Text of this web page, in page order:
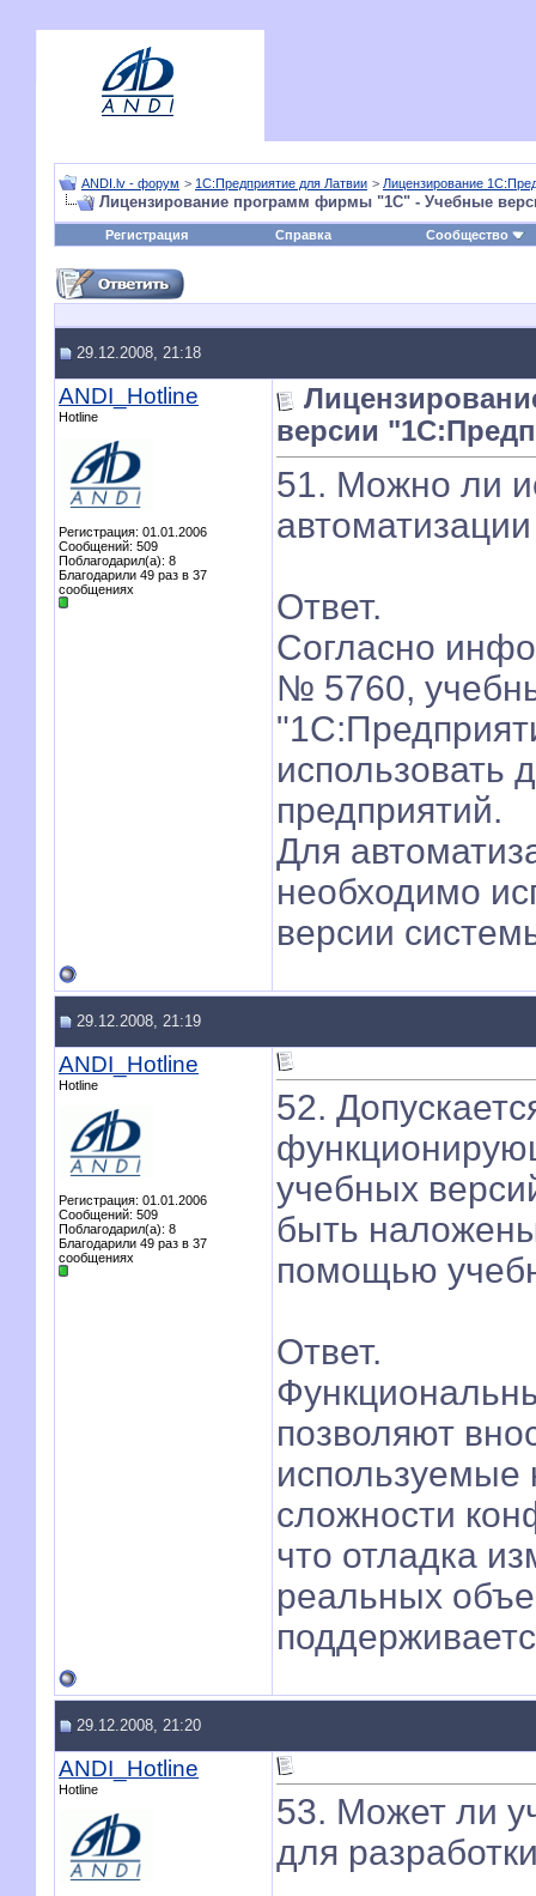
ANDI.lv - форум > 1С:Предприятие для Латвии > Лицензирование
Лицензирование программ фирмы "1С" - Учебные
Регистрация Справка Сообщество
29.12.2008, 21:18
ANDI_Hotline
Hotline
Регистрация: 01.01.2006
Сообщений: 509
Поблагодарил(а): 8
Благодарили 49 раз в 37
сообщениях
версии
51. Можно ли
Ответ.
Согласно
№ 5760,
использовать
предприятий.
Для
необходимо
версии
29.12.2008, 21:19
ANDI_Hotline
Hotline
Регистрация: 01.01.2006
Сообщений: 509
Поблагодарил(а): 8
Благодарили 49 раз в 37
сообщениях
52.
учебных
быть
помощью
Ответ.
позволяют
используемые
сложности
что отладка
реальных
29.12.2008, 21:20
ANDI_Hotline
Hotline
53. Может ли
для